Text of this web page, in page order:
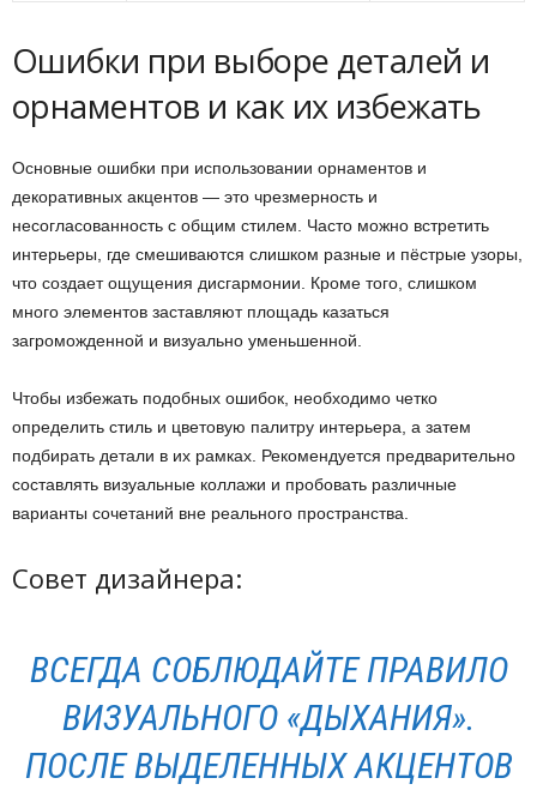
Ошибки при выборе деталей и
орнаментов и как их избежать
Основные ошибки при использовании орнаментов и
декоративных акцентов — это чрезмерность и
несогласованность с общим стилем. Часто можно встретить
интерьеры, где смешиваются слишком разные и пёстрые узоры,
что создает ощущения дисгармонии. Кроме того, слишком
много элементов заставляют площадь казаться
загроможденной и визуально уменьшенной.
Чтобы избежать подобных ошибок, необходимо четко
определить стиль и цветовую палитру интерьера, а затем
подбирать детали в их рамках. Рекомендуется предварительно
составлять визуальные коллажи и пробовать различные
варианты сочетаний вне реального пространства.
Совет дизайнера:
ВСЕГДА СОБЛЮДАЙТЕ ПРАВИЛО
ВИЗУАЛЬНОГО «ДЫХАНИЯ».
ПОСЛЕ ВЫДЕЛЕННЫХ АКЦЕНТОВ